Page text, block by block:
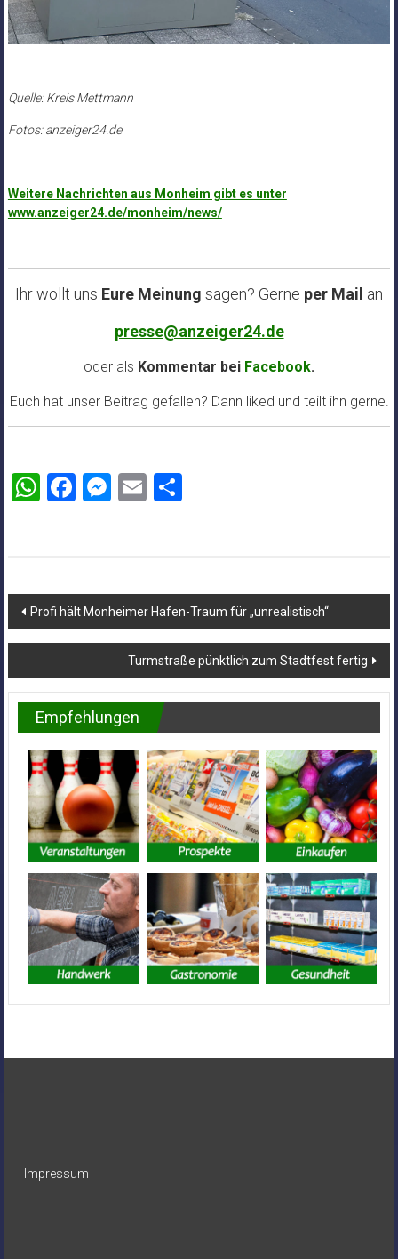
Quelle: Kreis Mettmann
Fotos: anzeiger24.de
Weitere Nachrichten aus Monheim gibt es unter
www.anzeiger24.de/monheim/news/
Ihr wollt uns Eure Meinung sagen? Gerne per Mail an
presse@anzeiger24.de
oder als Kommentar bei Facebook.
Euch hat unser Beitrag gefallen? Dann liked und teilt ihn gerne.
WhatsApp
Facebook
Messenger
Email
Beitragsnavigation
Profi hält Monheimer Hafen-Traum für „unrealistisch“
Turmstraße pünktlich zum Stadtfest fertig
Empfehlungen
Impressum